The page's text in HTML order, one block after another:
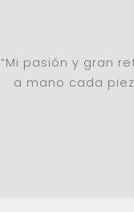
“Mi pasión y gran
a mano cada